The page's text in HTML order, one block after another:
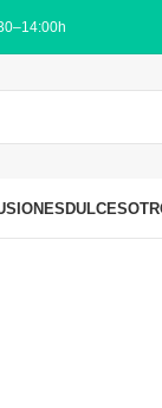
DULCES